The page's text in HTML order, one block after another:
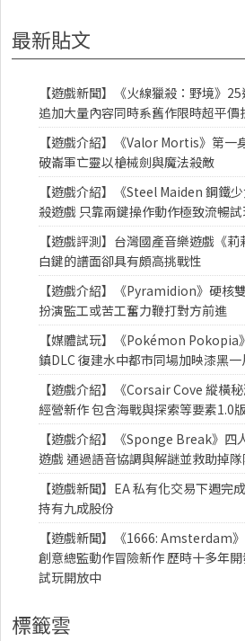
最新貼文
【遊戲新聞】《火線獵殺：野境》
追加大量內容同時系舊作限時超平價
【遊戲介紹】《Valor Mortis》第一
破崙軍亡靈以槍械劍與魔法殺敵
【遊戲介紹】《Steel Maiden 鋼鐵
殺遊戲 只靠兩鍵操作動作極致流暢
【遊戲評測】台灣國產音樂遊戲《
白鍵的譜面卻具有頗高挑戰性
【遊戲介紹】《Pyramidion》硬核
扮演監工或苦工奮力鞭打對方前進
【媒體試玩】《Pokémon Pokopia
鎮DLC 復建水中都市同場加映漆黑
【遊戲介紹】《Corsair Cove 縱橫
經營新作 包含海戰與探索等要素1.0
【遊戲介紹】《Sponge Break》四
遊戲 通過語音協調與解謎並救助掉隊
【遊戲新聞】EA 私有化交易下週完
持有九成股份
【遊戲新聞】《1666: Amsterdam
創意總監動作冒險新作 歷時十多年
試玩開放中
標籤雲